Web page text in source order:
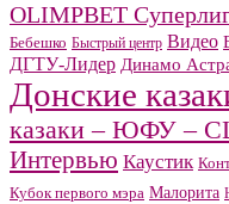
OLIMPBET
Бебешко Быстрый центр Видео
ДГТУ-Лидер Динамо
Донские
казаки – ЮФУ –
Интервью Каустик
Кубок первого мэра Малорита